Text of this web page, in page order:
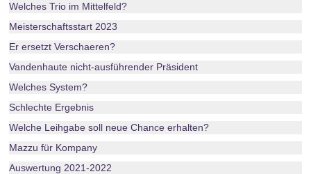
Welches Trio im Mittelfeld?
Meisterschaftsstart 2023
Er ersetzt Verschaeren?
Vandenhaute nicht-ausführender Präsident
Welches System?
Schlechte Ergebnis
Welche Leihgabe soll neue Chance erhalten?
Mazzu für Kompany
Auswertung 2021-2022